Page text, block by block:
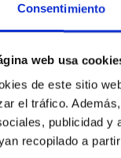
Consentimiento
web usa
de este sitio
el tráfico.
publicidad y
recopilado a
CAPITALES